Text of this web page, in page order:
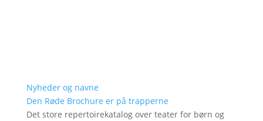
Nyheder og navne
Den Røde Brochure er på trapperne
Det store repertoirekatalog over teater for børn og